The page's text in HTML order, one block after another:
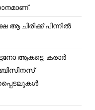
ആ ചിരിക്ക് പിന്നിൽ
ആകട്ടെ, കരാർ